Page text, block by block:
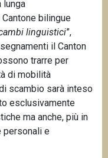
lunga
bilingue
linguistici”,
il Canton
trarre per
di mobilità
scambio sarà inteso
esclusivamente
ma anche, più in
personali e